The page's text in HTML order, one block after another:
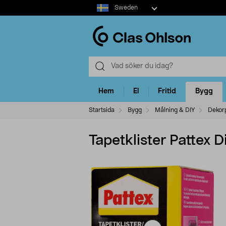
Select
market
Sweden
Hem El Fritid Bygg
Startsida Bygg Målning & DIY
Tapetklister Pattex